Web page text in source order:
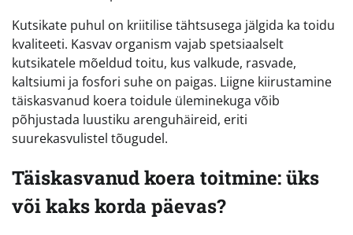
Kutsikate puhul on kriitilise tähtsusega jälgida ka toidu
kvaliteeti. Kasvav organism vajab spetsiaalselt
kutsikatele mõeldud toitu, kus valkude, rasvade,
kaltsiumi ja fosfori suhe on paigas. Liigne kiirustamine
täiskasvanud koera toidule üleminekuga võib
põhjustada luustiku arenguhäireid, eriti
suurekasvulistel tõugudel.
Täiskasvanud koera toitmine: üks
või kaks korda päevas?